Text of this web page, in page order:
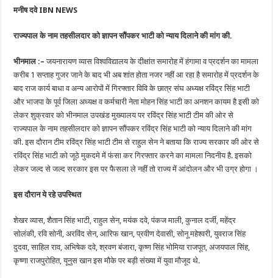
मनीष दवे IBN NEWS
राज्यपाल के नाम तहसीलदार को ज्ञापन सौंपकर भाटी को न्याय दिलाने की मांग की.
भीनमाल :– जयनारायण व्यास विश्वविद्यालय के दीक्षांत समारोह में हंगामा व प्रदर्शन का मामला
करीब 1 सप्ताह गुजर जाने के बाद भी अब शांत होता नजर नहीं आ रहा है समारोह में प्रदर्शन के
बाद राज कार्य बाधा व अन्य आरोपों में गिरफ्तार विवि के छात्र संघ अध्यक्ष रविंद्र सिंह भाटी
और भाजपा के पूर्व जिला अध्यक्ष व कर्मचारी नेता मोहन सिंह भाटी का अनशन कायम है इसी को
लेकर शुक्रवार को भीनमाल उपखंड मुख्यालय पर रविंद्र सिंह भाटी टीम की ओर से
राज्यपाल के नाम तहसीलदार को ज्ञापन सौंपकर रविंद्र सिंह भाटी को न्याय दिलाने की मांग
की. इस दौरान टीम रविंद्र सिंह भाटी टीम से राहुल सेन ने बताया कि राज्य सरकार की ओर से
रविंद्र सिंह भाटी को जूठे मुकदमे में फंसा कर गिरफ्तार करने का मामला निदनीय है. इसको
लेकर जल्द से जल्द सरकार इस पर फैसला ले नहीं तो राज्य में आंदोलन और भी उग्र होगा ।
इस दौरान ये रहे उपस्थित
शेखर व्यास, शैतान सिंह भाटी, राहुल सेन, मयंक दवे, पंकज माली, कुनाल दर्जी, महेंद्र
सोलंकी, रवि सोनी, अरविंद सेन, आरिफ खान, प्रवीण देवासी, सोनू महेश्वरी, युवराज सिंह
दुदवा, साहिल राव, अभिषेक दवे, श्रवण बंजारा, कृष्ण सिंह भोमिया राजपूत, अजयपाल सिंह,
कृष्णा राजपुरोहित, यूनुस खान इस मौके पर बड़ी संख्या में युवा मौजूद थे.